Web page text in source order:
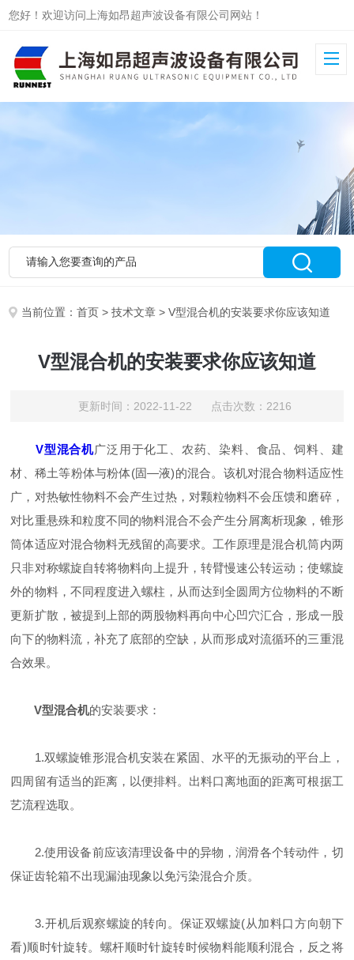
您好！欢迎访问上海如昂超声波设备有限公司网站！
当前位置：首页 >技术文章 > V型混合机的安装要求你应该知道
V型混合机的安装要求你应该知道
更新时间：2022-11-22 点击次数：2216
V型混合机广泛用于化工、农药、染料、食品、饲料、建
材、稀土等粉体与粉体(固—液)的混合。该机对混合物料适应性
广，对热敏性物料不会产生过热，对颗粒物料不会压馈和磨碎，
对比重悬殊和粒度不同的物料混合不会产生分屑离析现象，锥形
筒体适应对混合物料无残留的高要求。工作原理是混合机筒内两
只非对称螺旋自转将物料向上提升，转臂慢速公转运动；使螺旋
外的物料，不同程度进入螺柱，从而达到全圆周方位物料的不断
更新扩散，被提到上部的两股物料再向中心凹穴汇合，形成一股
向下的物料流，补充了底部的空缺，从而形成对流循环的三重混
合效果。
V型混合机的安装要求：
1.双螺旋锥形混合机安装在紧固、水平的无振动的平台上，
四周留有适当的距离，以便排料。出料口离地面的距离可根据工
艺流程选取。
2.使用设备前应该清理设备中的异物，润滑各个转动件，切
保证齿轮箱不出现漏油现象以免污染混合介质。
3.开机后观察螺旋的转向。保证双螺旋(从加料口方向朝下
看)顺时针旋转。螺杆顺时针旋转时候物料能顺利混合，反之将